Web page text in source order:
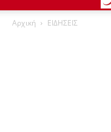
Αρχική ΕΙΔΗΣΕΙΣ